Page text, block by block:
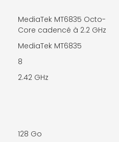
MediaTek MT6835 Octo-
Core cadencé à 2.2 GHz
MediaTek MT6835
8
2.42 GHz
128 Go